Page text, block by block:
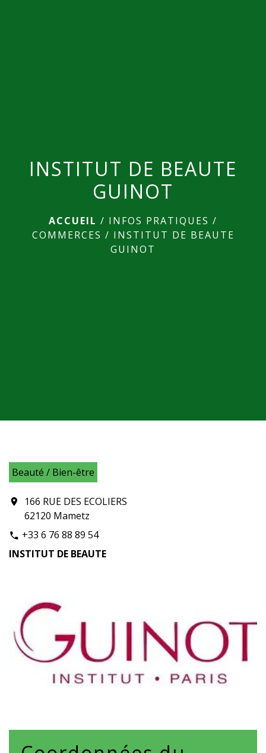
INSTITUT DE BEAUTE
GUINOT
ACCUEIL / INFOS PRATIQUES /
COMMERCES / INSTITUT DE BEAUTE
GUINOT
Beauté / Bien-être
location_on
166 RUE DES ECOLIERS
62120 Mametz
phone +33 6 76 88 89 54
INSTITUT DE BEAUTE